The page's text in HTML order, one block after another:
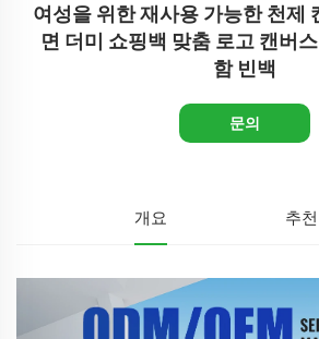
여성을 위한 재사용 가능한 천제
면 더미 쇼핑백 맞춤 로고 캔버
함 빈백
문의
개요 추